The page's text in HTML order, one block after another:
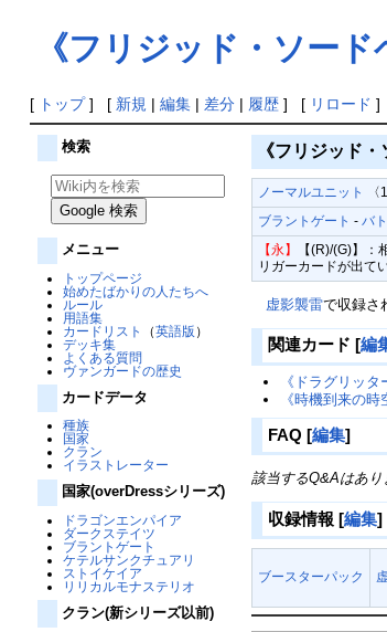
《フリジッド・ソード
[ トップ] [ 新規 | 編集| 差分| 履歴] [ リロード ]
検索
メニュー
トップページ
始めたばかりの人たちへ
ルール
用語集
カードリスト
（英語版 ）
デッキ集
よくある質問
ヴァンガードの歴史
カードデータ
種族
国家
クラン
イラストレーター
国家(overDressシリーズ)
ドラゴンエンパイア
ダークステイツ
ブラントゲート
ケテルサンクチュアリ
ストイケイア
リリカルモナステリオ
クラン(新シリーズ以前)
《フリジッド
ノーマルユニット 〈
ブラントゲート -バ
【永】
【(R)/(G)】
リガーカードが出て
虚影襲雷で収録さ
関連カード [編
《ドラグリッタ
《時機到来の時
FAQ [編集]
該当するQ&Aはあり
収録情報 [編集]
ブースターパック